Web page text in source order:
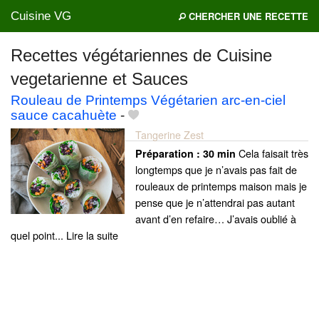
Cuisine VG CHERCHER UNE RECETTE
Mes blogs préférés
Recettes végétariennes de Cuisine
vegetarienne et Sauces
Rouleau de Printemps Végétarien arc-en-ciel
sauce cacahuète -
Tangerine Zest
Préparation : 30 min Cela faisait très
longtemps que je n’avais pas fait de
rouleaux de printemps maison mais je
pense que je n’attendrai pas autant
avant d’en refaire… J’avais oublié à
quel point... Lire la suite